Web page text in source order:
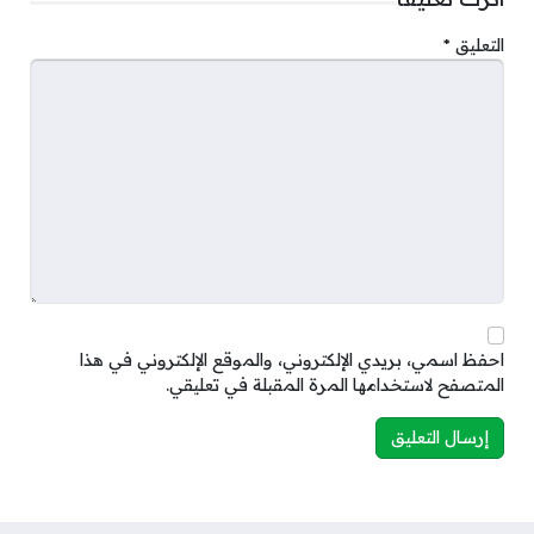
التعليق *
احفظ اسمي، بريدي الإلكتروني، والموقع الإلكتروني في هذا
المتصفح لاستخدامها المرة المقبلة في تعليقي.